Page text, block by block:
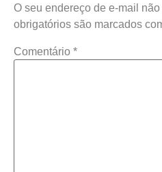
O seu endereço de e-mail
obrigatórios são marcados
Comentário *